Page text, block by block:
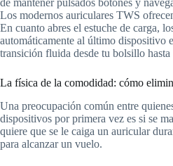
Los modernos auriculares TWS
En cuanto abres el estuche de carga,
automáticamente al último dispositivo
transición fluida desde tu bolsillo
La física de la comodidad: cómo
Una preocupación común entre
dispositivos por primera vez es si se
quiere que se le caiga un auricular
para alcanzar un vuelo.